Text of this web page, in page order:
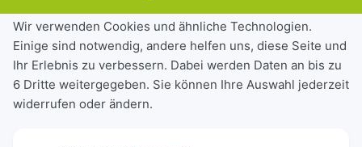
Tickets & Tarife
Deutschlandticket
Schülerkarte
Einzeltickets
Abonnements
Wir verwenden Cookies und ähnliche Technologien.
Einige sind notwendig, andere helfen uns, diese Seite und
Ihr Erlebnis zu verbessern. Dabei werden Daten an bis zu
6 Dritte weitergegeben. Sie können Ihre Auswahl jederzeit
widerrufen oder ändern.